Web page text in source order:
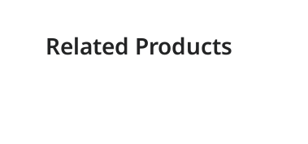
Related Products